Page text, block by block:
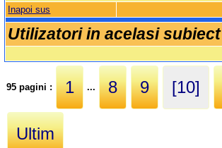
Inapoi sus
Utilizatori in acelasi subiect
95 pagini : 1 ... 8 9 [10]
Ultim